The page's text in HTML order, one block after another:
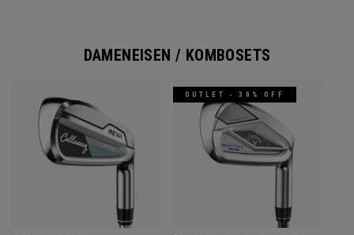
DAMENEISEN / KOMBOSETS
OUTLET - 30% OFF